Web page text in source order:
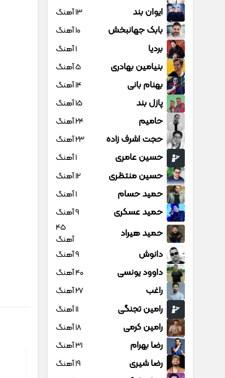
ایوان بند 13 آهنگ
بابک جهانبخش 10 آهنگ
بردیا 1 آهنگ
بنیامین بهادری 5 آهنگ
بهنام بانی 14 آهنگ
پازل بند 15 آهنگ
حامیم 24 آهنگ
حجت اشرف زاده 23 آهنگ
حسین عامری 1 آهنگ
حسین منتظری 12 آهنگ
حمید حسام 1 آهنگ
حمید عسکری 9 آهنگ
حمید هیراد
45
آهنگ
دانوش 9 آهنگ
داوود یونسی 40 آهنگ
راغب 27 آهنگ
رامین تجنگی 11 آهنگ
رامین کرمی 18 آهنگ
رضا بهرام 31 آهنگ
رضا شیری 19 آهنگ